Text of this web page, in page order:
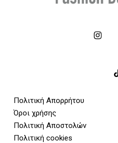
Πολιτική Απορρήτου
Όροι χρήσης
Πολιτική Αποστολών
Πολιτική cookies